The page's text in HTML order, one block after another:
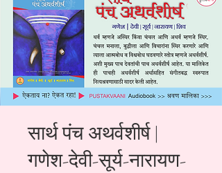
सार्थ पंच अथर्वशीर्ष |
गणेश-देवी-सूर्य-नारायण-